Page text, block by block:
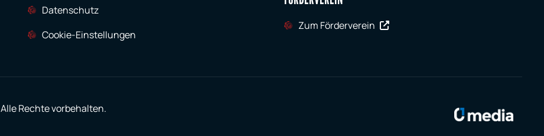
Datenschutz
Cookie-Einstellungen
Zum Förderverein
Alle Rechte vorbehalten.